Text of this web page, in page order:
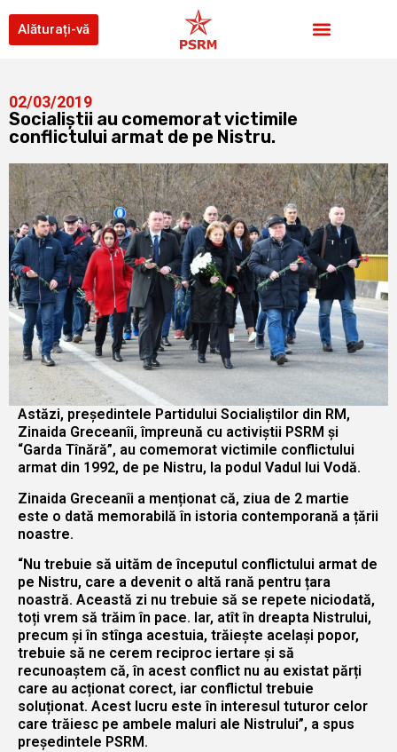
Alăturați-vă
02/03/2019
Socialiștii au comemorat victimile
conflictului armat de pe Nistru.
Astăzi, președintele Partidului Socialiștilor din RM,
Zinaida Greceanîi, împreună cu activiștii PSRM și
“Garda Tînără”, au comemorat victimile conflictului
armat din 1992, de pe Nistru, la podul Vadul lui Vodă.
Zinaida Greceanîi a menționat că, ziua de 2 martie
este o dată memorabilă în istoria contemporană a țării
noastre.
“Nu trebuie să uităm de începutul conflictului armat de
pe Nistru, care a devenit o altă rană pentru țara
noastră. Această zi nu trebuie să se repete niciodată,
toți vrem să trăim în pace. Iar, atît în dreapta Nistrului,
precum și în stînga acestuia, trăiește același popor,
trebuie să ne cerem reciproc iertare și să
recunoaștem că, în acest conflict nu au existat părți
care au acționat corect, iar conflictul trebuie
soluționat. Acest lucru este în interesul tuturor celor
care trăiesc pe ambele maluri ale Nistrului”, a spus
președintele PSRM.